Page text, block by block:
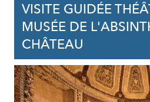
VISITE GUIDÉE
MUSÉE DE
CHÂTEAU